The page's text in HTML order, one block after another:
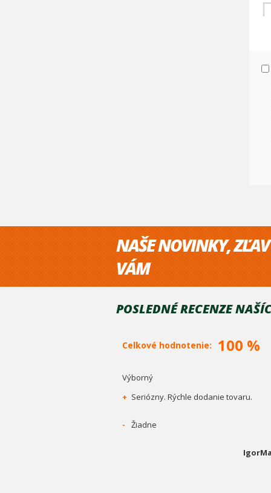
NAŠE NOVINKY,
VÁM
POSLEDNÉ RECENZE
Celkové hodnotenie: 100 %
Výborný
+ Seriózny. Rýchle dodanie tovaru.
- Žiadne